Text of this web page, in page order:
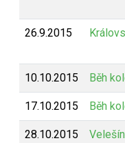
26.9.2015
10.10.2015 Běh
17.10.2015 Běh
28.10.2015